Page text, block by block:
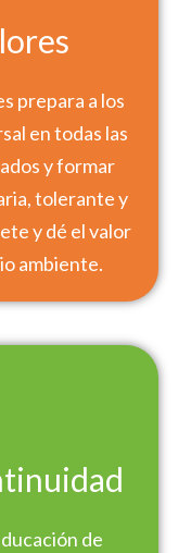
prepara a los
en todas las
y formar
tolerante y
y dé el valor
ambiente.
de